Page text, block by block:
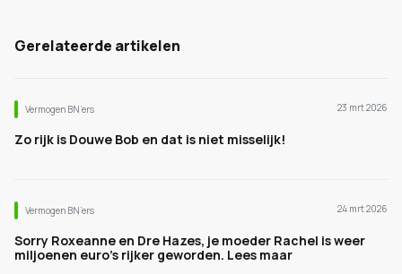
Gerelateerde artikelen
Vermogen BN’ers 23 mrt 2026
Zo rijk is Douwe Bob en dat is niet misselijk!
Vermogen BN’ers 24 mrt 2026
Sorry Roxeanne en Dre Hazes, je moeder Rachel is weer
miljoenen euro's rijker geworden. Lees maar